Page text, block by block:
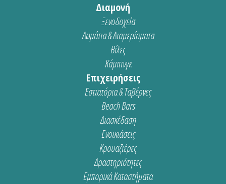
Διαμονή
Ξενοδοχεία
Δωμάτια & Διαμερίσματα
Βίλες
Κάμπινγκ
Επιχειρήσεις
Εστιατόρια & Ταβέρνες
Beach Bars
Διασκέδαση
Ενοικιάσεις
Κρουαζιέρες
Δραστηριότητες
Εμπορικά Καταστήματα